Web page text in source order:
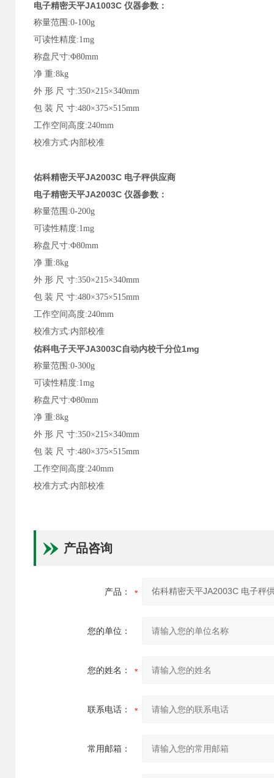
电子精密天平JA1003C 仪器参数：
称量范围:0-100g
可读性精度:1mg
称盘尺寸:Φ80mm
净 重:8kg
外 形 尺 寸:350×215×340mm
包 装 尺 寸:480×375×515mm
工作空间高度:240mm
校准方式:内部校准
佑科精密天平JA2003C 电子秤供应商
电子精密天平JA2003C 仪器参数：
称量范围:0-200g
可读性精度:1mg
称盘尺寸:Φ80mm
净 重:8kg
外 形 尺 寸:350×215×340mm
包 装 尺 寸:480×375×515mm
工作空间高度:240mm
校准方式:内部校准
佑科电子天平JA3003C自动内校千分位1mg
称量范围:0-300g
可读性精度:1mg
称盘尺寸:Φ80mm
净 重:8kg
外 形 尺 寸:350×215×340mm
包 装 尺 寸:480×375×515mm
工作空间高度:240mm
校准方式:内部校准
产品咨询
产品：
您的单位：
您的姓名：
联系电话：
常用邮箱：